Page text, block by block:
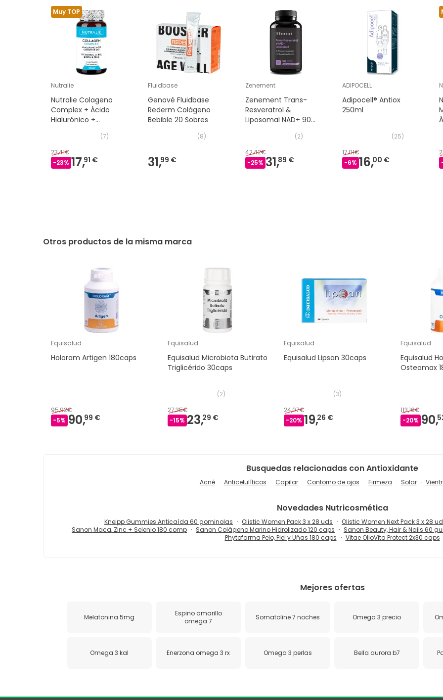
Muy TOP
Nutralie
Nutralie Colageno
Complex + Ácido
Hialurónico +
(7)
23,41€
-23% 17,91 €
Fluidbase
Genové Fluidbase
Rederm Colágeno
Bebible 20 Sobres
(8)
31,99 €
Zenement
Zenement Trans-
Resveratrol &
Liposomal NAD+ 90
(2)
42,42€
-25% 31,89 €
ADIPOCELL
Adipocell® Antiox
250ml
(25)
17,01€
-6% 16,00 €
Otros productos de la misma marca
Equisalud
Holoram Artigen 180caps
95,92€
-5% 90,99 €
Equisalud
Equisalud Microbiota Butirato
Triglicérido 30caps
(2)
27,35€
-15% 23,29 €
Equisalud
Equisalud Lipsan 30caps
(3)
24,07€
-20% 19,26 €
Equisalud
Equisalud
Osteomax
113,16€
-20% 90,
Busquedas relacionadas con Antioxidante
Acné Anticelulíticos Capilar Contorno de ojos Firmeza Solar
Novedades Nutricosmética
Kneipp Gummies Anticaída 60 gominolas Olistic Women Pack 3 x 28 uds Olistic Women Next Pack 3 x 28
Sanon Maca, Zinc + Selenio 180 comp
Sanon Colágeno Marino Hidrolizado 120 caps Sanon Beauty, Hair & Nails 60
Phytofarma Pelo, Piel y Uñas 180 caps
Vitae OlioVita Protect 2x30 caps
Mejores ofertas
Melatonina 5mg
Espino amarillo
omega 7
Somatoline 7 noches Omega 3 precio
Omega 3 kal Enerzona omega 3 rx Omega 3 perlas Bella aurora b7